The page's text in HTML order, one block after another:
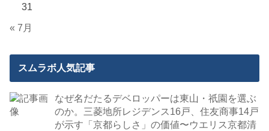
31
« 7月
スムラボ人気記事
なぜ名だたるデベロッパーは東山・祇園を選ぶ
のか。三菱地所レジデンス16戸、住友商事14戸
が示す「京都らしさ」の価値〜ウエリス京都清